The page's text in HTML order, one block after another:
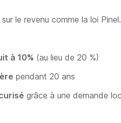
le revenu comme la loi
à 10% (au lieu de 20 %)
pendant 20 ans
grâce à une demande